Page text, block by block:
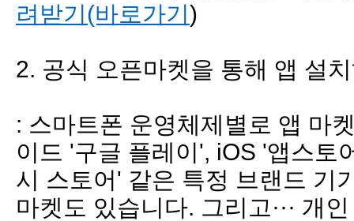
려받기(바로가기)
2. 공식 오픈마켓을 통해 앱 설
: 스마트폰 운영체제별로 앱 마
이드 '구글 플레이', iOS '앱스토
시 스토어' 같은 특정 브랜드 기
마켓도 있습니다. 그리고··· 개